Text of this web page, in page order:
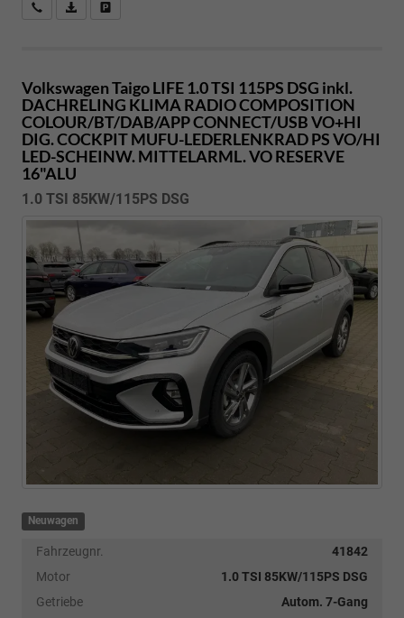
Kostenloser Rückruf-Service
PDF-Datei, Fahrzeugexposé drucken
Volkswagen TaigoLIFE 1.0 TSI 115PS DSG inkl.
DACHRELING KLIMA RADIO COMPOSITION
COLOUR/BT/DAB/APP CONNECT/USB VO+HI
DIG. COCKPIT MUFU-LEDERLENKRAD PS VO/HI
LED-SCHEINW. MITTELARML. VO RESERVE
16"ALU
1.0 TSI 85KW/115PS DSG
Neuwagen
Fahrzeugnr.
41842
Motor
1.0 TSI 85KW/115PS DSG
Getriebe
Autom. 7-Gang